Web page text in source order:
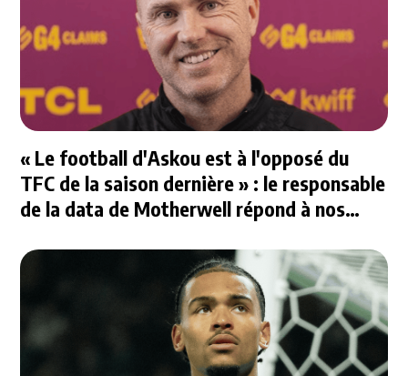
« Le football d'Askou est à l'opposé du
TFC de la saison dernière » : le responsable
de la data de Motherwell répond à nos